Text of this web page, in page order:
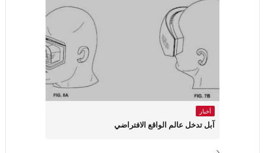
أخبار
آبل تدخل عالم الواقع الافتراضي